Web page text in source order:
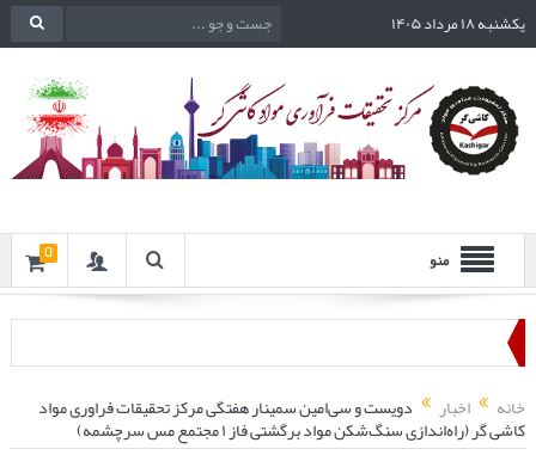
یکشنبه ۱۸ مرداد ۱۴۰۵
منو 0
خانه اخبار دویست و سی‌امین سمینار هفتگی مرکز تحقیقات فراوری مواد
کاشی گر (راه‌اندازی سنگ‌شکن مواد برگشتی فاز ۱ مجتمع مس سرچشمه)